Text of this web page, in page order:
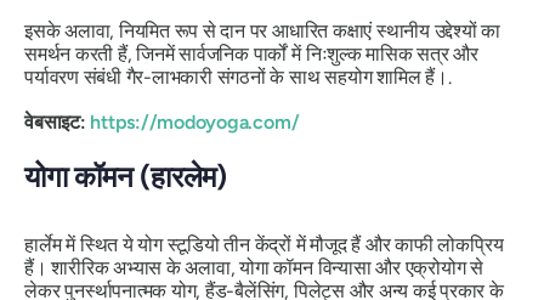
इसके अलावा, नियमित रूप से दान पर आधारित कक्षाएं स्थानीय उद्देश्यों का
समर्थन करती हैं, जिनमें सार्वजनिक पार्कों में निःशुल्क मासिक सत्र और
पर्यावरण संबंधी गैर-लाभकारी संगठनों के साथ सहयोग शामिल हैं।.
वेबसाइट: https://modoyoga.com/
योगा कॉमन (हारलेम)
हार्लेम में स्थित ये योग स्टूडियो तीन केंद्रों में मौजूद हैं और काफी लोकप्रिय
हैं। शारीरिक अभ्यास के अलावा, योगा कॉमन विन्यासा और एक्रोयोग से
लेकर पुनर्स्थापनात्मक योग, हैंड-बैलेंसिंग, पिलेट्स और अन्य कई प्रकार के